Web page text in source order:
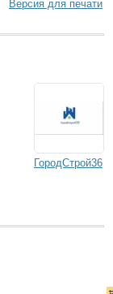
Версия для печати
ГородСтрой36